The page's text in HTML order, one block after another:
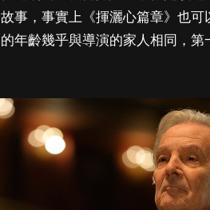
事，事實上《揮灑心篇章》也可
年齡幾乎與導演的家人相同，第